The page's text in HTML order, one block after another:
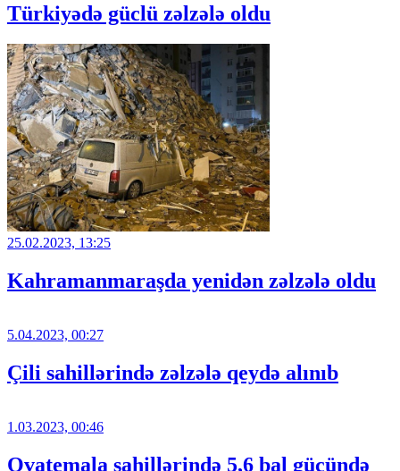
Türkiyədə güclü zəlzələ oldu
25.02.2023, 13:25
Kahramanmaraşda yenidən zəlzələ oldu
5.04.2023, 00:27
Çili sahillərində zəlzələ qeydə alınıb
1.03.2023, 00:46
Qvatemala sahillərində 5,6 bal gücündə